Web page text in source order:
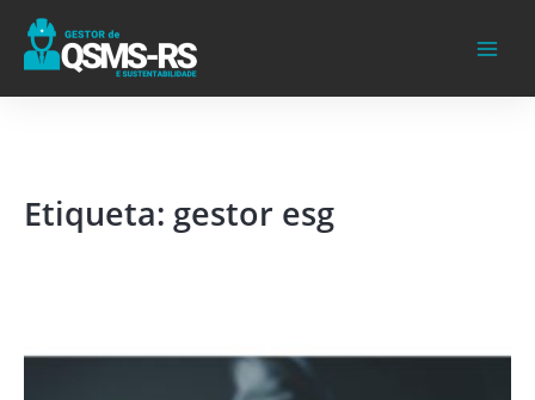
para
conteúdo
Etiqueta: gestor esg